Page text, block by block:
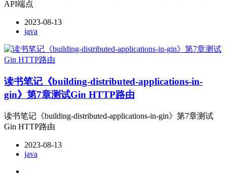
API端点
2023-08-13
java
读书笔记《building-distributed-applications-in-
gin》第7章测试Gin HTTP路由
读书笔记《building-distributed-applications-in-gin》第7章测试
Gin HTTP路由
2023-08-13
java